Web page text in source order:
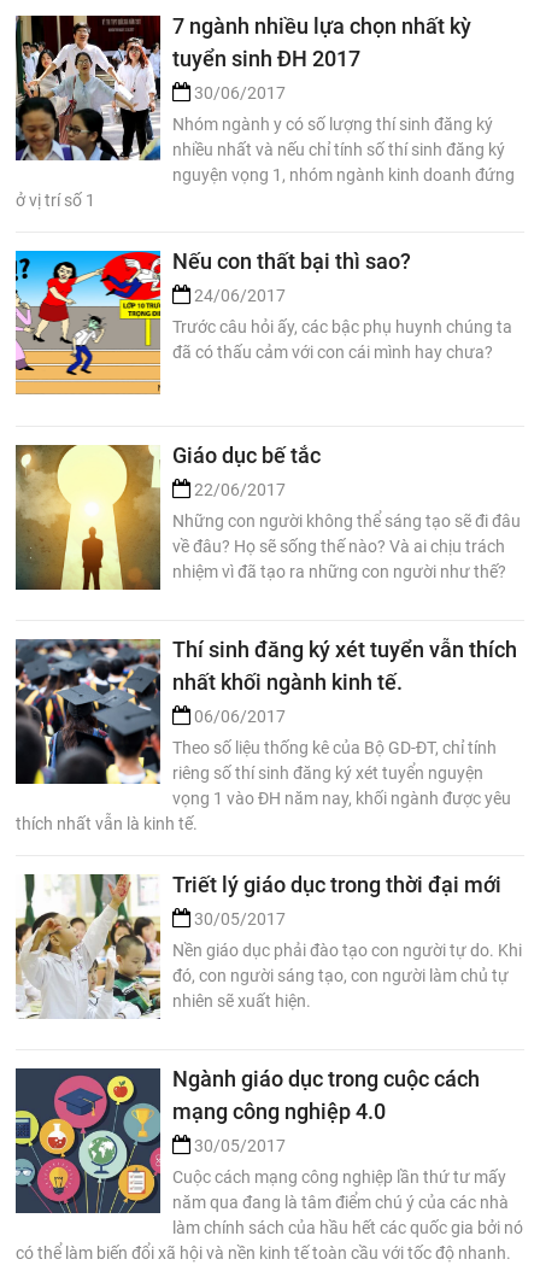
7 ngành nhiều lựa chọn nhất kỳ
tuyển sinh ĐH 2017
30/06/2017
Nhóm ngành y có số lượng thí sinh đăng ký
nhiều nhất và nếu chỉ tính số thí sinh đăng ký
nguyện vọng 1, nhóm ngành kinh doanh đứng
ở vị trí số 1
Nếu con thất bại thì sao?
24/06/2017
Trước câu hỏi ấy, các bậc phụ huynh chúng ta
đã có thấu cảm với con cái mình hay chưa?
Giáo dục bế tắc
22/06/2017
Những con người không thể sáng tạo sẽ đi đâu
về đâu? Họ sẽ sống thế nào? Và ai chịu trách
nhiệm vì đã tạo ra những con người như thế?
Thí sinh đăng ký xét tuyển vẫn thích
nhất khối ngành kinh tế.
06/06/2017
Theo số liệu thống kê của Bộ GD-ĐT, chỉ tính
riêng số thí sinh đăng ký xét tuyển nguyện
vọng 1 vào ĐH năm nay, khối ngành được yêu
thích nhất vẫn là kinh tế.
Triết lý giáo dục trong thời đại mới
30/05/2017
Nền giáo dục phải đào tạo con người tự do. Khi
đó, con người sáng tạo, con người làm chủ tự
nhiên sẽ xuất hiện.
Ngành giáo dục trong cuộc cách
mạng công nghiệp 4.0
30/05/2017
Cuộc cách mạng công nghiệp lần thứ tư mấy
năm qua đang là tâm điểm chú ý của các nhà
làm chính sách của hầu hết các quốc gia bởi nó
có thể làm biến đổi xã hội và nền kinh tế toàn cầu với tốc độ nhanh.